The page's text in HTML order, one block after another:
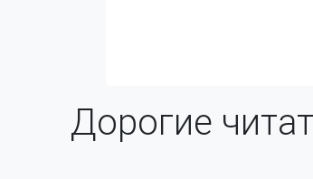
Дорогие